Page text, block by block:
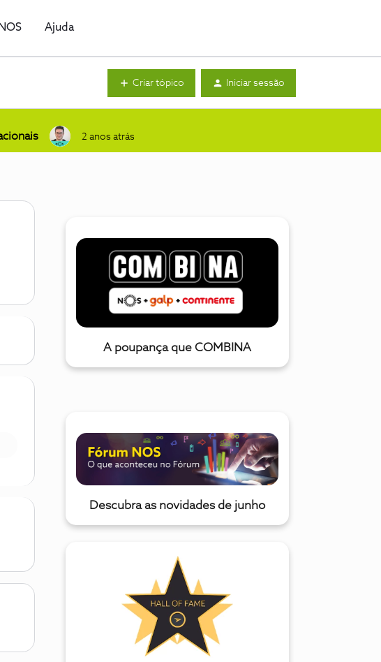
Ajuda
Criar tópico Iniciar sessão
2 anos atrás
A poupança que COMBINA
Descubra as novidades de junho